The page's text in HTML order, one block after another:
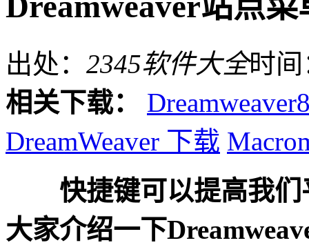
出处： 2345软件大全时间
相关下载：
DreamWeaver 下载
快捷键可以提高我
大家介绍一下